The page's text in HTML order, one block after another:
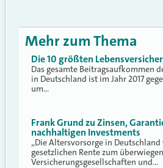
Mehr zum Thema
Die 10 größten
Das gesamte Beitragsaufkommen
in Deutschland ist im Jahr 2017
um…
Frank Grund zu Zinsen,
nachhaltigen Investments
„Die Altersvorsorge in
gesetzlichen Rente zum
Versicherungsgesellschaften und…